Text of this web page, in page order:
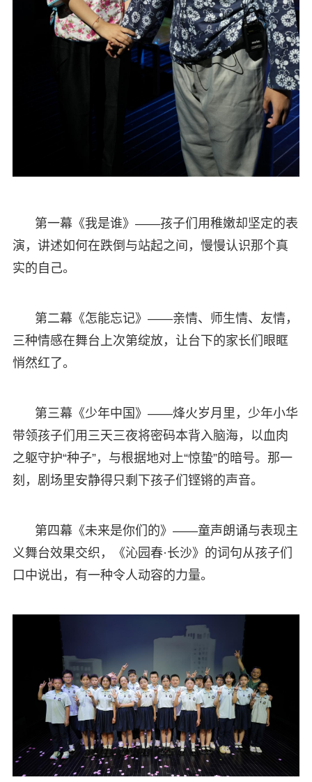
第一幕《我是谁》——孩子们用稚嫩却坚定的表
演，讲述如何在跌倒与站起之间，慢慢认识那个真
实的自己。
第二幕《怎能忘记》——亲情、师生情、友情，
三种情感在舞台上次第绽放，让台下的家长们眼眶
悄然红了。
第三幕《少年中国》——烽火岁月里，少年小华
带领孩子们用三天三夜将密码本背入脑海，以血肉
之躯守护“种子”，与根据地对上“惊蛰”的暗号。那一
刻，剧场里安静得只剩下孩子们铿锵的声音。
第四幕《未来是你们的》——童声朗诵与表现主
义舞台效果交织，《沁园春·长沙》的词句从孩子们
口中说出，有一种令人动容的力量。